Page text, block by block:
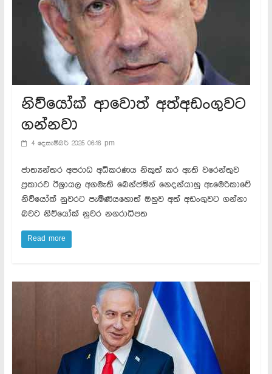
නිව්යෝක් ආවොත් අත්අඩංගුවට
ගන්නවා
4 දෙසැම්බර් 2025 06:16 pm
ජාත්‍යන්තර අපරාධ අධිකරණය නිකුත් කර ඇති වරෙන්තුව
ප්‍රකාරව ඊශ්‍රායල අගමැති බෙන්ජමින් නෙදන්යාහු ඇමෙරිකාවේ
නිව්යෝක් නුවරට පැමිණියහොත් ඔහුව අත් අඩංගුවට ගන්නා
බවට නිව්යෝක් නුවර නගරාධිපත
Read more